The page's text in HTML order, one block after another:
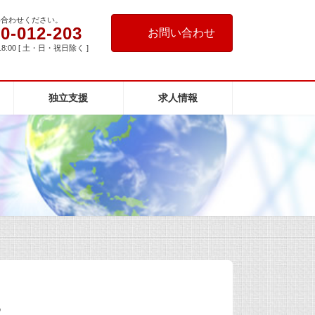
わせください。
012-203
[ 土・日・祝日除く ]
お問い合わせ
独立支援 求人情報